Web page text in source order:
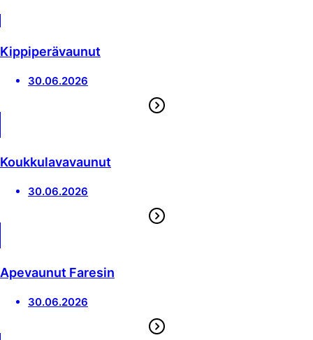
Kippiperävaunut
30.06.2026
Koukkulavavaunut
30.06.2026
Apevaunut Faresin
30.06.2026